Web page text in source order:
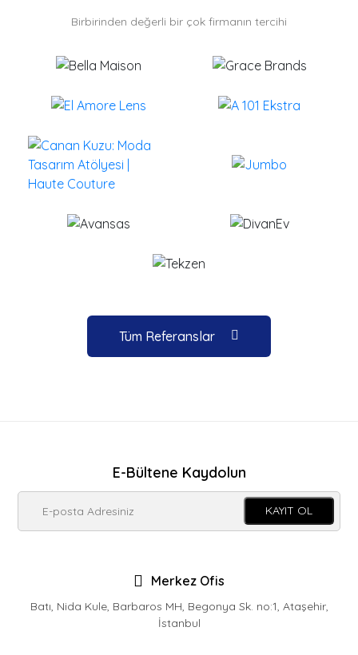
Birbirinden değerli bir çok firmanın tercihi
Tüm Referanslar
E-Bültene Kaydolun
KAYIT OL
Merkez Ofis
Batı, Nida Kule, Barbaros MH, Begonya Sk. no:1, Ataşehir,
İstanbul